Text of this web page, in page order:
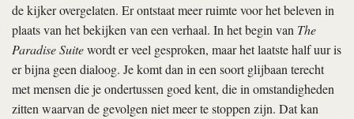
de kijker overgelaten. Er ontstaat meer ruimte voor het beleven in
plaats van het bekijken van een verhaal. In het begin van The
Paradise Suitewordt er veel gesproken, maar het laatste half uur is
er bijna geen dialoog. Je komt dan in een soort glijbaan terecht
met mensen die je ondertussen goed kent, die in omstandigheden
zitten waarvan de gevolgen niet meer te stoppen zijn. Dat kan